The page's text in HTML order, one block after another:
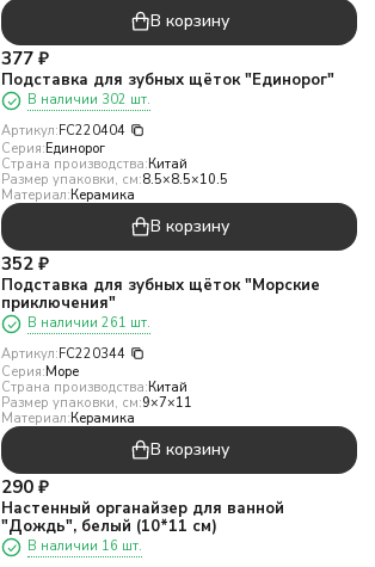
В корзину
377 ₽
Подставка для зубных щёток "Единорог"
В наличии 302 шт.
Артикул:FC220404
Серия:Единорог
Страна производства:Китай
Размер упаковки, см:8.5×8.5×10.5
Материал:Керамика
В корзину
352 ₽
Подставка для зубных щёток "Морские
приключения"
В наличии 261 шт.
Артикул:FC220344
Серия:Море
Страна производства:Китай
Размер упаковки, см:9×7×11
Материал:Керамика
В корзину
290 ₽
Настенный органайзер для ванной
"Дождь", белый (10*11 см)
В наличии 16 шт.